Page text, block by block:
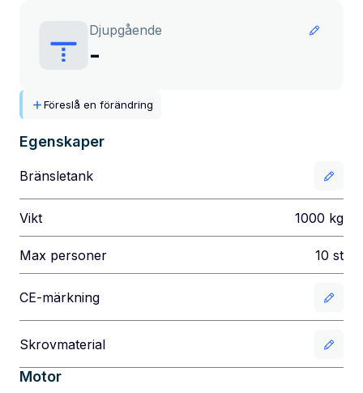
Djupgående
-
Föreslå en förändring
Egenskaper
Bränsletank
Vikt 1000 kg
Max personer 10 st
CE-märkning
Skrovmaterial
Motor